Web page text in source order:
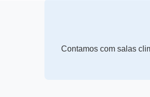
Contamos com salas